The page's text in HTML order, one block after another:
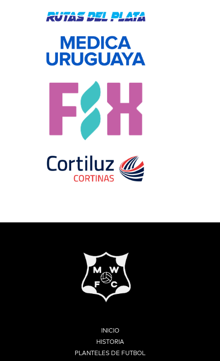
INICIO
HISTORIA
PLANTELES DE FUTBOL